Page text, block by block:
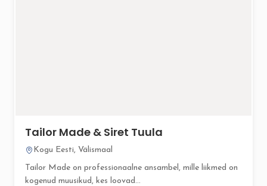
Tailor Made & Siret Tuula
Kogu Eesti, Välismaal
Tailor Made on professionaalne ansambel, mille liikmed on
kogenud muusikud, kes loovad...